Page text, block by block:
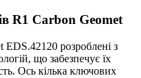
R1 Carbon Geomet
EDS.42120 розроблені з
що забезпечує їх
Ось кілька ключових